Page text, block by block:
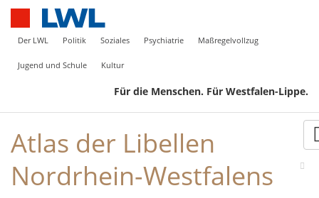
Der LWL Politik Soziales Psychiatrie Maßregelvollzug
Jugend und Schule Kultur
Für die Menschen. Für Westfalen-Lippe.
Atlas der Libellen
Nordrhein-Westfalens